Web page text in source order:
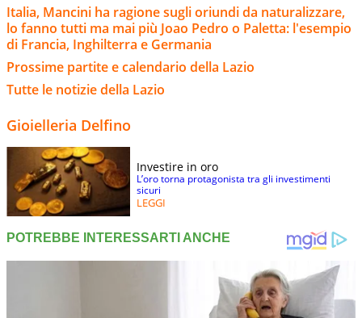
Italia, Mancini ha ragione sugli oriundi da naturalizzare,
lo fanno tutti ma mai più Joao Pedro o Paletta: l'esempio
di Francia, Inghilterra e Germania
Prossime partite e calendario della Lazio
Tutte le notizie della Lazio
Gioielleria Delfino
Investire in oro
L’oro torna protagonista tra gli investimenti
sicuri
LEGGI